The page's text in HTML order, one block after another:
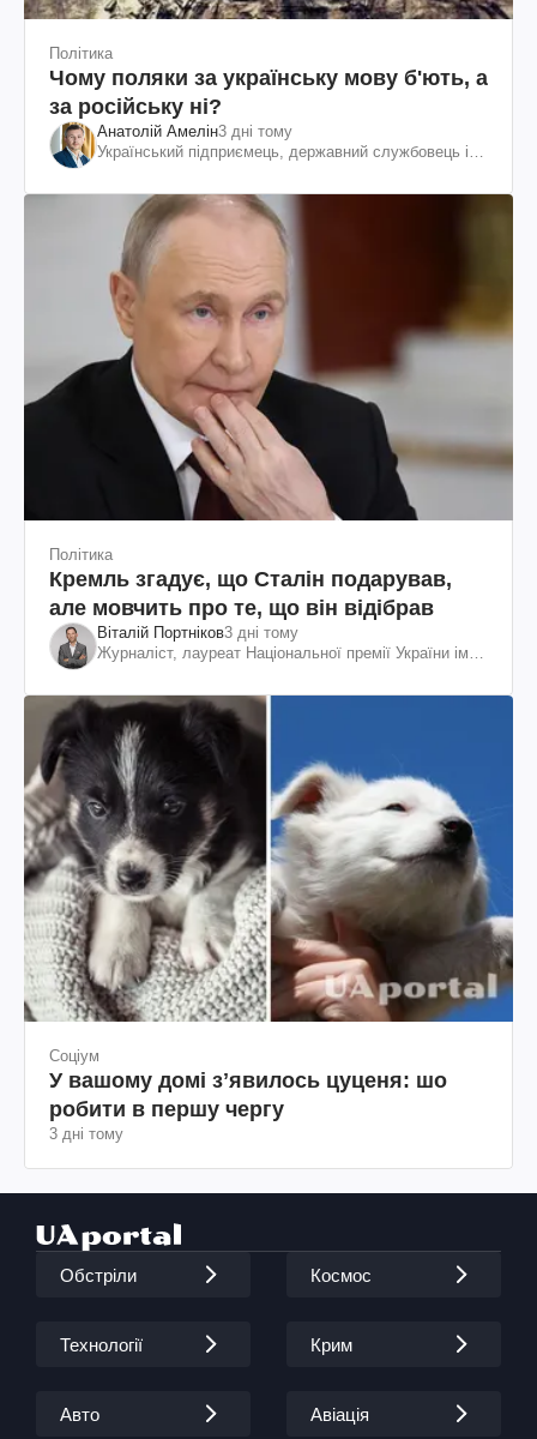
Політика
Чому поляки за українську мову б'ють, а
за російську ні?
Анатолій Амелін3 дні тому
Український підприємець, державний службовець і
Політика
Кремль згадує, що Сталін подарував,
але мовчить про те, що він відібрав
Віталій Портніков3 дні тому
Журналіст, лауреат Національної премії України ім.
Соціум
У вашому домі зʼявилось цуценя: шо
робити в першу чергу
3 дні тому
Обстріли Космос
Технології Крим
Авто Авіація